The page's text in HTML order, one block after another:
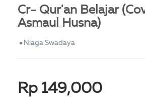
Cr- Qur'an Belajar
Asmaul Husna)
Niaga Swadaya
Rp 149,000